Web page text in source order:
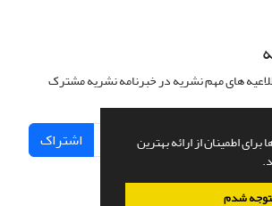
اطمینان از ارائه بهترین
شدم
های مهم نشریه در خبرنامه نشریه مشترک
اشتراک